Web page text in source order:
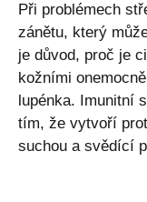
Při problémech
zánětu, který
je důvod, proč je
kožními
lupénka. Imunitní
tím, že vytvoří
suchou a svědící